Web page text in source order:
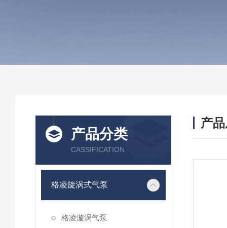
产品分类
CASSIFICATION
格凌旋涡式气泵
格凌漩涡气泵
产